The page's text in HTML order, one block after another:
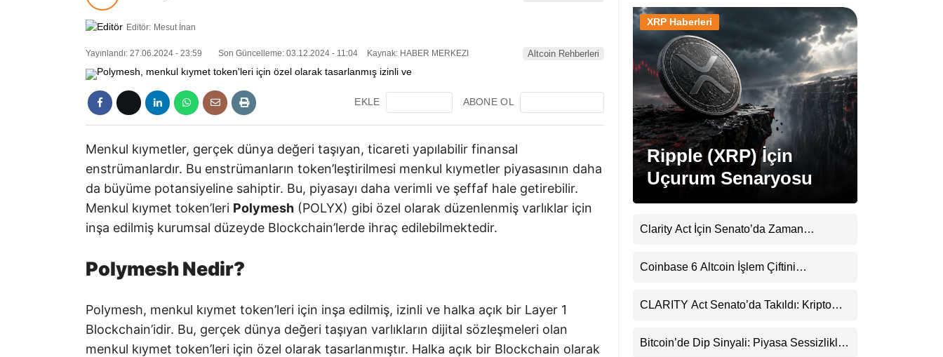
Instagram
Youtube
TikTok
Editör: Mesut İnan
Yayınlandı: 27.06.2024 - 23:59 Son Güncelleme: 03.12.2024 - 11:04 Kaynak: HABER MERKEZI Altcoin Rehberleri
EKLE ABONE OL
Menkul kıymetler, gerçek dünya değeri taşıyan, ticareti yapılabilir finansal
enstrümanlardır. Bu enstrümanların token’leştirilmesi menkul kıymetler piyasasının daha
da büyüme potansiyeline sahiptir. Bu, piyasayı daha verimli ve şeffaf hale getirebilir.
Menkul kıymet token’leri Polymesh (POLYX) gibi özel olarak düzenlenmiş varlıklar için
inşa edilmiş kurumsal düzeyde Blockchain’lerde ihraç edilebilmektedir.
Polymesh Nedir?
Polymesh, menkul kıymet token’leri için inşa edilmiş, izinli ve halka açık bir Layer 1
Blockchain’idir. Bu, gerçek dünya değeri taşıyan varlıkların dijital sözleşmeleri olan
menkul kıymet token’leri için özel olarak tasarlanmıştır. Halka açık bir Blockchain olarak
Ripple (XRP) İçin
Uçurum Senaryosu
XRP Haberleri
Clarity Act İçin Senato’da Zaman
Coinbase 6 Altcoin İşlem Çiftini
CLARITY Act Senato’da Takıldı: Kripto
Bitcoin’de Dip Sinyali: Piyasa Sessizlikle